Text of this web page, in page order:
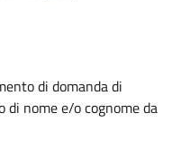
di domanda di
di nome e/o cognome da